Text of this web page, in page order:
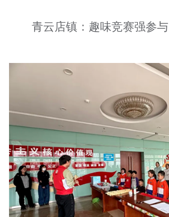
青云店镇：趣味竞赛强参与